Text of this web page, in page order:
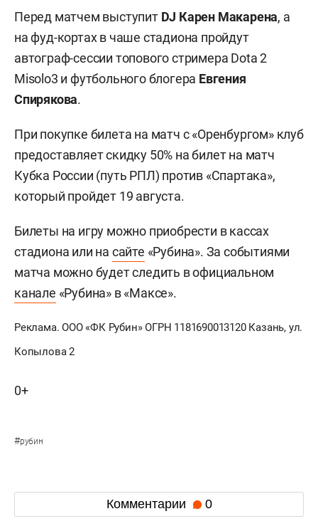
Перед матчем выступит DJ Карен Макарена, а
на фуд-кортах в чаше стадиона пройдут
автограф-сессии топового стримера Dota 2
Misolo3 и футбольного блогера Евгения
Спирякова.
При покупке билета на матч с «Оренбургом» клуб
предоставляет скидку 50% на билет на матч
Кубка России (путь РПЛ) против «Спартака»,
который пройдет 19 августа.
Билеты на игру можно приобрести в кассах
стадиона или на сайте «Рубина». За событиями
матча можно будет следить в официальном
канале «Рубина» в «Максе».
Реклама. ООО «ФК Рубин» ОГРН 1181690013120 Казань, ул.
Копылова 2
0+
#рубин
Комментарии 0